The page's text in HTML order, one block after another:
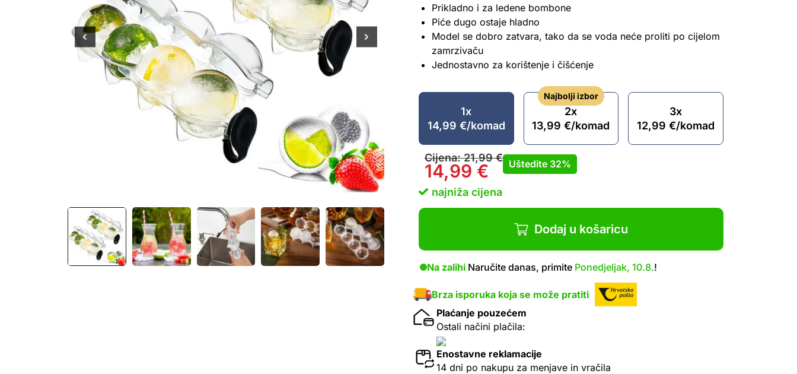
Prikladno i za ledene bombone
Piće dugo ostaje hladno
Model se dobro zatvara, tako da se voda neće proliti po cijelom
zamrzivaču
Jednostavno za korištenje i čišćenje
1x
14,99 €/komad
Najbolji izbor
2x
13,99€/komad
3x
12,99€/komad
Cijena:21,99€
14,99€ Uštedite 32%
najniža cijena
Dodaj u košaricu
Na zalihi Naručite danas, primite Ponedjeljak, 10.8.!
Brza isporuka koja se može pratiti
Plaćanje pouzećem
Ostali načini plačila:
Enostavne reklamacije
14 dni po nakupu za menjave in vračila